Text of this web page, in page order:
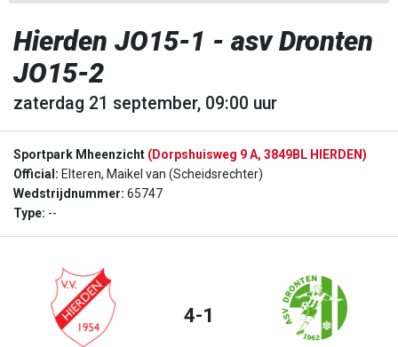
Hierden JO15-1 - asv Dronten
JO15-2
zaterdag 21 september, 09:00 uur
Sportpark Mheenzicht (Dorpshuisweg 9 A, 3849BL HIERDEN)
Official: Elteren, Maikel van (Scheidsrechter)
Wedstrijdnummer: 65747
Type: --
4-1